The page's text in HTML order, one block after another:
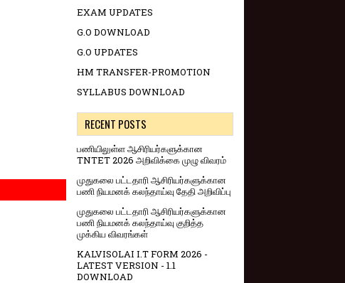
EXAM UPDATES
G.O DOWNLOAD
G.O UPDATES
HM TRANSFER-PROMOTION
SYLLABUS DOWNLOAD
RECENT POSTS
பணியிலுள்ள ஆசிரியர்களுக்கான
TNTET 2026 அறிவிக்கை முழு விவரம்
முதுகலை பட்டதாரி ஆசிரியர்களுக்கான
பணி நியமனக் கலந்தாய்வு தேதி அறிவிப்பு
முதுகலை பட்டதாரி ஆசிரியர்களுக்கான
பணி நியமனக் கலந்தாய்வு குறித்த
முக்கிய விவரங்கள்
KALVISOLAI I.T FORM 2026 -
LATEST VERSION - 1.1
DOWNLOAD